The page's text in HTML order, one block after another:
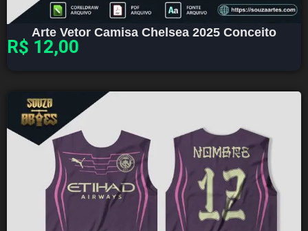
Arte Vetor Camisa Chelsea 2025 Conceito
R$ 12,00